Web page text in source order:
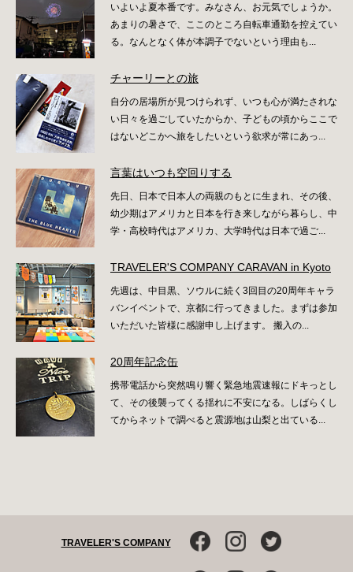
いよいよ夏本番です。みなさん、お元気でしょうか。
あまりの暑さで、ここのところ自転車通勤を控えてい
る。なんとなく体が本調子でないという理由も...
チャーリーとの旅
自分の居場所が見つけられず、いつも心が満たされな
い日々を過ごしていたからか、子どもの頃からここで
はないどこかへ旅をしたいという欲求が常にあっ...
言葉はいつも空回りする
先日、日本で日本人の両親のもとに生まれ、その後、
幼少期はアメリカと日本を行き来しながら暮らし、中
学・高校時代はアメリカ、大学時代は日本で過ご...
TRAVELER'S COMPANY CARAVAN in Kyoto
先週は、中目黒、ソウルに続く3回目の20周年キャラ
バンイベントで、京都に行ってきました。まずは参加
いただいた皆様に感謝申し上げます。 搬入の...
20周年記念缶
携帯電話から突然鳴り響く緊急地震速報にドキっとし
て、その後襲ってくる揺れに不安になる。しばらくし
てからネットで調べると震源地は山梨と出ている...
TRAVELER'S COMPANY